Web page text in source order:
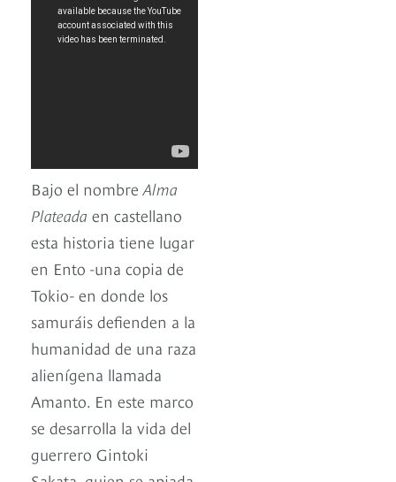
Bajo el nombreAlma
Plateada en castellano
esta historia tiene lugar
en Ento -una copia de
Tokio- en donde los
samuráis defienden a la
humanidad de una raza
alienígena llamada
Amanto. En este marco
se desarrolla la vida del
guerrero Gintoki